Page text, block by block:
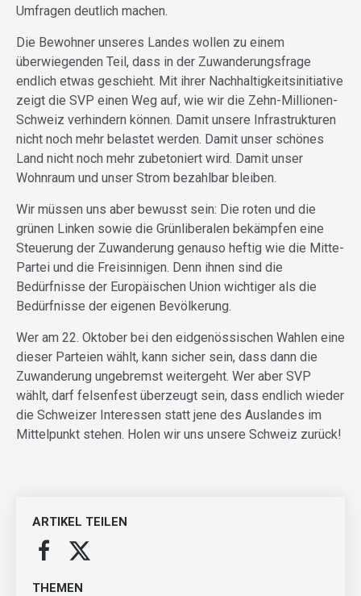
Umfragen deutlich machen.
Die Bewohner unseres Landes wollen zu einem
überwiegenden Teil, dass in der Zuwanderungsfrage
endlich etwas geschieht. Mit ihrer Nachhaltigkeitsinitiative
zeigt die SVP einen Weg auf, wie wir die Zehn-Millionen-
Schweiz verhindern können. Damit unsere Infrastrukturen
nicht noch mehr belastet werden. Damit unser schönes
Land nicht noch mehr zubetoniert wird. Damit unser
Wohnraum und unser Strom bezahlbar bleiben.
Wir müssen uns aber bewusst sein: Die roten und die
grünen Linken sowie die Grünliberalen bekämpfen eine
Steuerung der Zuwanderung genauso heftig wie die Mitte-
Partei und die Freisinnigen. Denn ihnen sind die
Bedürfnisse der Europäischen Union wichtiger als die
Bedürfnisse der eigenen Bevölkerung.
Wer am 22. Oktober bei den eidgenössischen Wahlen eine
dieser Parteien wählt, kann sicher sein, dass dann die
Zuwanderung ungebremst weitergeht. Wer aber SVP
wählt, darf felsenfest überzeugt sein, dass endlich wieder
die Schweizer Interessen statt jene des Auslandes im
Mittelpunkt stehen. Holen wir uns unsere Schweiz zurück!
ARTIKEL TEILEN
THEMEN